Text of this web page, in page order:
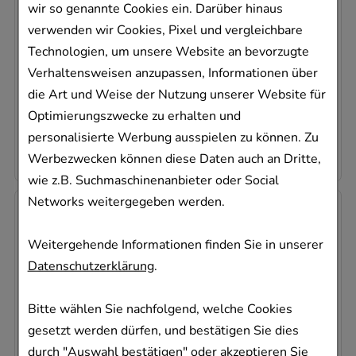
wir so genannte Cookies ein. Darüber hinaus
verwenden wir Cookies, Pixel und vergleichbare
Technologien, um unsere Website an bevorzugte
Verhaltensweisen anzupassen, Informationen über
die Art und Weise der Nutzung unserer Website für
Optimierungszwecke zu erhalten und
personalisierte Werbung ausspielen zu können. Zu
Werbezwecken können diese Daten auch an Dritte,
wie z.B. Suchmaschinenanbieter oder Social
Networks weitergegeben werden.
Weitergehende Informationen finden Sie in unserer
Datenschutzerklärung.
Bitte wählen Sie nachfolgend, welche Cookies
gesetzt werden dürfen, und bestätigen Sie dies
durch "Auswahl bestätigen" oder akzeptieren Sie
betapharm Arzneimittel GmbH
20St
Filmtabletten
12444216
Sofort lieferbar
17,71 €¹
0,89 €pro 1 Stk
ETORICOXIB beta 30 mg Filmtabletten
betapharm Arzneimittel GmbH